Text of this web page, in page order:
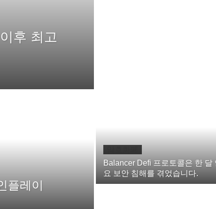
후 최고
플레이
Balancer Defi 프로토콜은 한 달
요 보안 침해를 겪었습니다.